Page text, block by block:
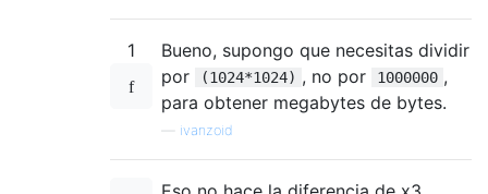
1
Bueno, supongo que necesitas dividir
por
(1024*1024) , no por 1000000 ,
para obtener megabytes de bytes.
ivanzoid